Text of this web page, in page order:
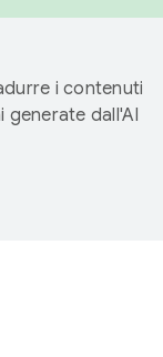
i contenuti
generate dall'AI